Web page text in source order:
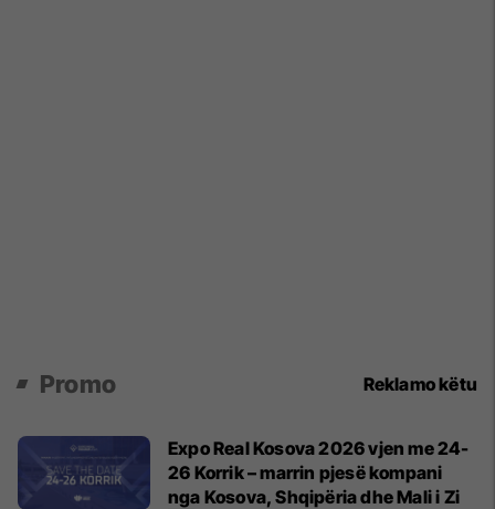
Promo Reklamo këtu
Expo Real Kosova 2026 vjen me 24-
26 Korrik – marrin pjesë kompani
nga Kosova, Shqipëria dhe Mali i Zi